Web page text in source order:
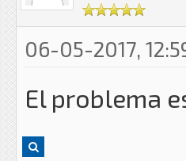
06-05-2017,
El problema